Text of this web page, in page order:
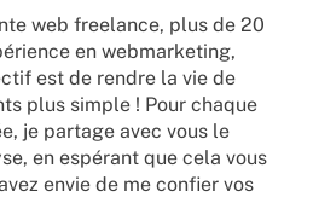
web freelance, plus de 20
en webmarketing,
est de rendre la vie de
plus simple ! Pour chaque
je partage avec vous le
en espérant que cela vous
envie de me confier vos